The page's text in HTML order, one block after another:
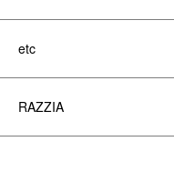
etc
RAZZIA